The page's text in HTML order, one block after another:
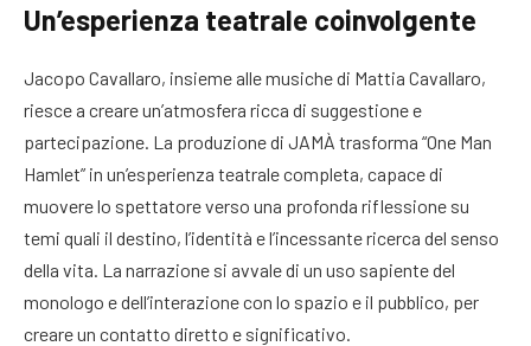
Un’esperienza teatrale coinvolgente
Jacopo Cavallaro, insieme alle musiche di Mattia Cavallaro,
riesce a creare un’atmosfera ricca di suggestione e
partecipazione. La produzione di JAMÀ trasforma “One Man
Hamlet” in un’esperienza teatrale completa, capace di
muovere lo spettatore verso una profonda riflessione su
temi quali il destino, l’identità e l’incessante ricerca del senso
della vita. La narrazione si avvale di un uso sapiente del
monologo e dell’interazione con lo spazio e il pubblico, per
creare un contatto diretto e significativo.